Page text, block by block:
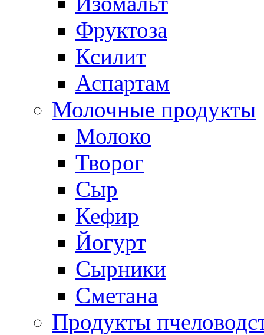
Фруктоза
Ксилит
Аспартам
Молочные продукты
Молоко
Творог
Сыр
Кефир
Йогурт
Сырники
Сметана
Продукты